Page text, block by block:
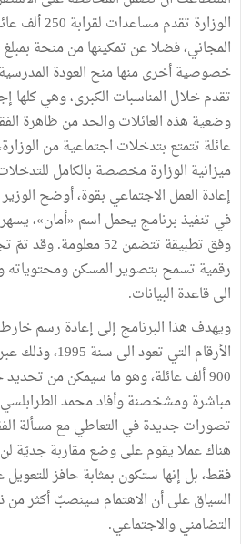
الوزارة تقدممساعدات لقرابة 250ألف
المجاني،فضلاعن تمكينهامنمنحة بمبلغ
خصوصيةأخرىمنهامنح العودة
تقدمخلال المناسبات الكبرى،وهيكلها
وضعية هذه العائلاتوالحدمن ظاهرة
عائلة تتمتع بتدخلات اجتماعيةمن
ميزانية الوزارةمخصصة بالكامل
إعادة العمل الاجتماعي بقوة،أوضح الوزير
في تنفيذبرنامج يحمل اسم «أمان»،يسهر
وفق تطبيقة تتضمن 52معلومة.وقدتمّ
رقمية تسمح بتصويرالمسكنومحتوياته
الىقاعدة البيانات.
ويهدف هذا البرنامج إلى إعادة رسم
الأرقام التي تعودالى سنة 1995، وذلك
900ألفعائلة،وهوما سيمكنمن تحديد
مباشرةومشخصنةوأفادمحمدالطرابلسي
تصوراتجديدةفي التعاطيمعمسألة
هناكعملايقومعلىوضعمقاربةجديّة لن
فقط،بل إنها ستكون بمثابةحافزللتعويل
السياقعلىأن الاهتمام سينصبّأكثرمن
التضامنيوالاجتماعي.